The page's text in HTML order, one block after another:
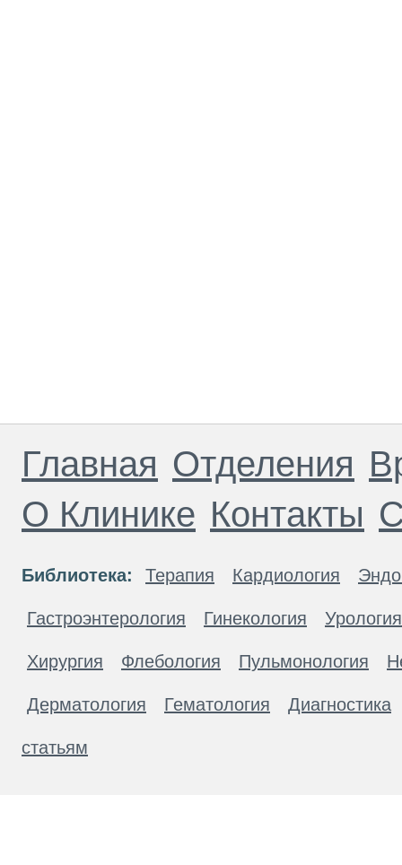
Главная Отделения
О Клинике Контакты
Библиотека: Терапия Кардиология
Гастроэнтерология Гинекология Урология
Хирургия Флебология Пульмонология
Дерматология Гематология Диагностика
статьям